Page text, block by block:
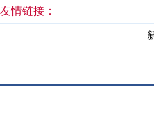
友情链接：